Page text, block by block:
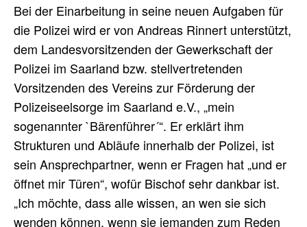
Bei der Einarbeitung in seine neuen Aufgaben für
die Polizei wird er von Andreas Rinnert unterstützt,
dem Landesvorsitzenden der Gewerkschaft der
Polizei im Saarland bzw. stellvertretenden
Vorsitzenden des Vereins zur Förderung der
Polizeiseelsorge im Saarland e.V., „mein
sogenannter `Bärenführer´“. Er erklärt ihm
Strukturen und Abläufe innerhalb der Polizei, ist
sein Ansprechpartner, wenn er Fragen hat „und er
öffnet mir Türen“, wofür Bischof sehr dankbar ist.
„Ich möchte, dass alle wissen, an wen sie sich
wenden können, wenn sie jemanden zum Reden